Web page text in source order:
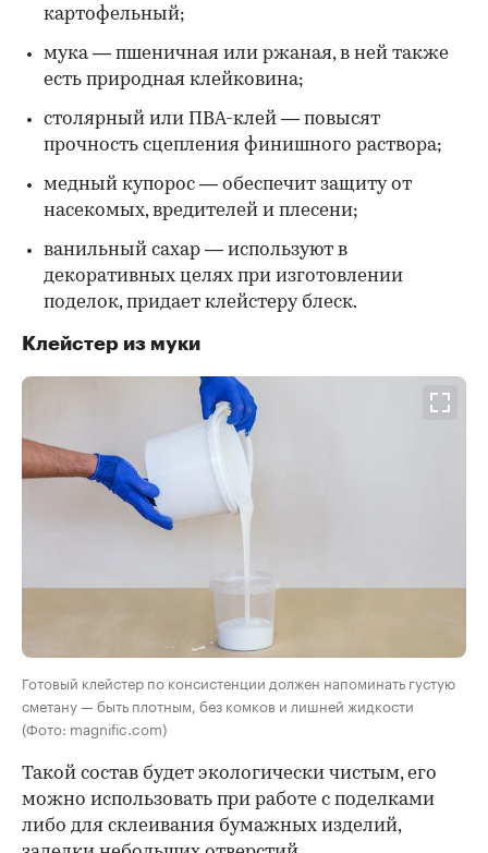
картофельный;
мука — пшеничная или ржаная, в ней также
есть природная клейковина;
столярный или ПВА-клей — повысят
прочность сцепления финишного раствора;
медный купорос — обеспечит защиту от
насекомых, вредителей и плесени;
ванильный сахар — используют в
декоративных целях при изготовлении
поделок, придает клейстеру блеск.
Клейстер из муки
Готовый клейстер по консистенции должен напоминать густую
сметану — быть плотным, без комков и лишней жидкости
(Фото: magnific.com)
Такой состав будет экологически чистым, его
можно использовать при работе с поделками
либо для склеивания бумажных изделий,